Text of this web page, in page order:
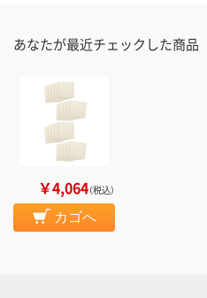
あなたが最近チェックした商品
￥4,064（税込）
カゴへ